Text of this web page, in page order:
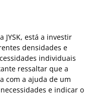
JYSK, está a investir
densidades e
individuais
ressaltar que a
com a ajuda de um
e indicar o